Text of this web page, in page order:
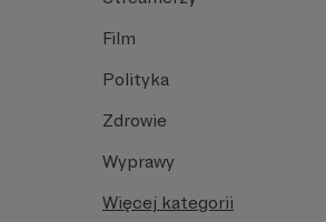
Film
Polityka
Zdrowie
Wyprawy
Więcej kategorii